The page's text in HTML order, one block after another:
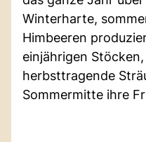
Winterharte,
Himbeeren
einjährigen
herbsttragende
Sommermitte ihre